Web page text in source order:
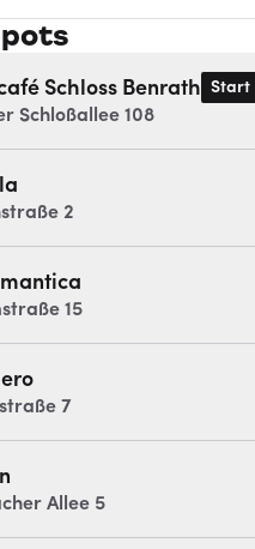
Schloss Benrath Start
Schloßallee 108
2
15
7
Allee 5